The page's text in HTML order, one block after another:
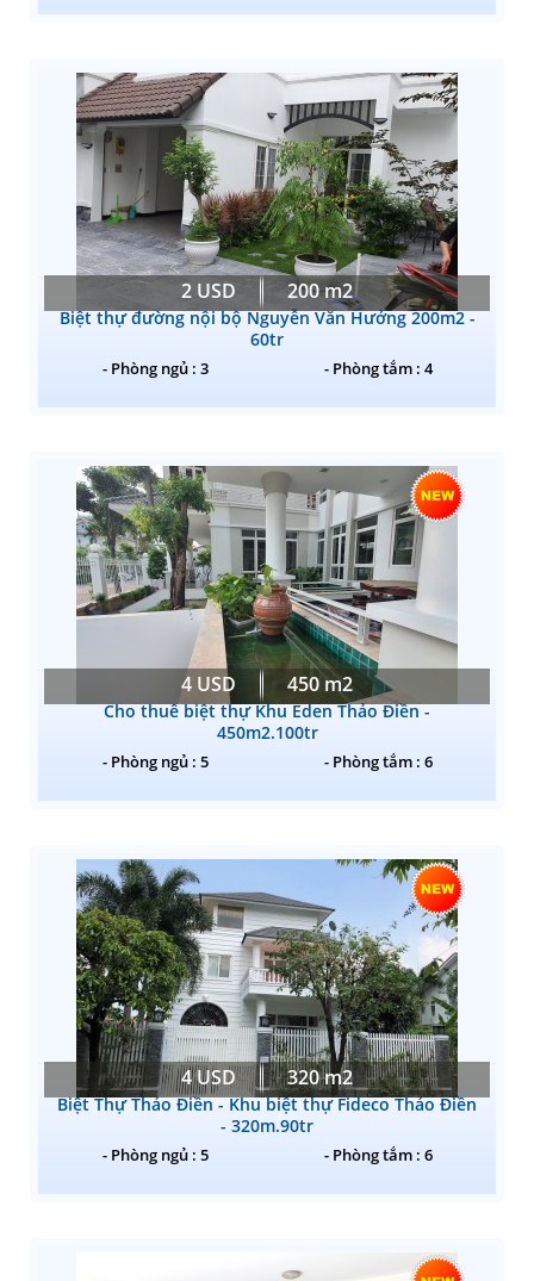
2 USD 200 m2
Biệt thự đường nội bộ Nguyễn Văn Hưởng 200m2 -
60tr
- Phòng ngủ : 3 - Phòng tắm : 4
4 USD 450 m2
Cho thuê biệt thự Khu Eden Thảo Điền -
450m2.100tr
- Phòng ngủ : 5 - Phòng tắm : 6
4 USD 320 m2
Biệt Thự Thảo Điền - Khu biệt thự Fideco Thảo Điền
- 320m.90tr
- Phòng ngủ : 5 - Phòng tắm : 6